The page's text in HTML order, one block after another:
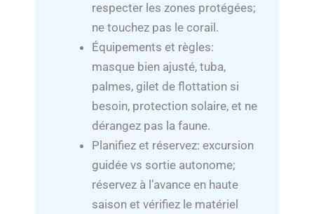
respecter les zones protégées;
ne touchez pas le corail.
Équipements et règles:
masque bien ajusté, tuba,
palmes, gilet de flottation si
besoin, protection solaire, et ne
dérangez pas la faune.
Planifiez et réservez: excursion
guidée vs sortie autonome;
réservez à l’avance en haute
saison et vérifiez le matériel